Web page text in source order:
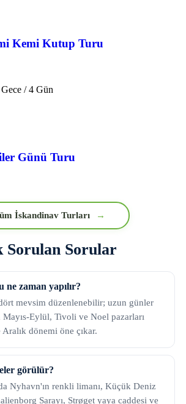
Kemi Kutup Turu
/ 4 Gün
Günü Turu
İskandinav Turları →
Sorulan Sorular
zaman yapılır?
mevsim düzenlenebilir; uzun günler
Mayıs-Eylül, Tivoli ve Noel pazarları
dönemi öne çıkar.
görülür?
Nyhavn'ın renkli limanı, Küçük Deniz
Sarayı, Strøget yaya caddesi ve